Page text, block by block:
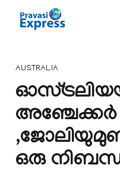
AUSTRALIA
അഞ്ചേക്കര്‍
ഒരു